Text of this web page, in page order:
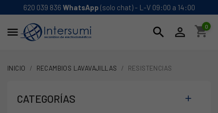
620 039 836 WhatsApp (solo chat) - L-V 09:00 a 14:00
 search  shopping_cart
0
INICIO RECAMBIOS LAVAVAJILLAS RESISTENCIAS
CATEGORÍAS 